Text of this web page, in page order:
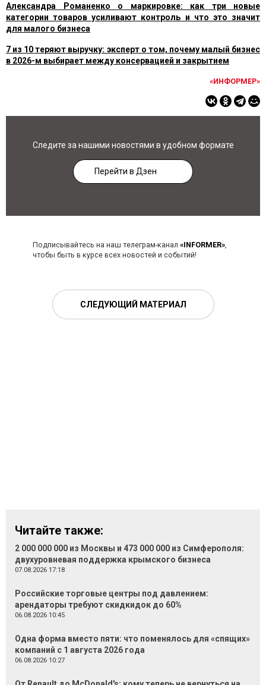
Александра Романенко о маркировке: как три новые
категории товаров усиливают контроль и что это значит
для малого бизнеса
7 из 10 теряют выручку: эксперт о том, почему малый бизнес
в 2026-м выбирает между консервацией и закрытием
«ИНФОРМЕР»
Следите за нашими новостями в удобном формате
Перейти в Дзен
Подписывайтесь на наш телеграм-канал «INFORMER»,
чтобы быть в курсе всех новостей и событий!
СЛЕДУЮЩИЙ МАТЕРИАЛ
Читайте также:
2 000 000 000 из Москвы и 473 000 000 из Симферополя:
двухуровневая поддержка крымского бизнеса
07.08.2026 17:18
Российские торговые центры под давлением:
арендаторы требуют скидкидок до 60%
06.08.2026 10:45
Одна форма вместо пяти: что поменялось для «спящих»
компаний с 1 августа 2026 года
06.08.2026 10:27